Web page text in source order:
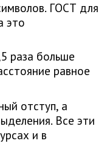
ГОСТ для
это
раза больше
равное
отступ, а
Все эти
и в